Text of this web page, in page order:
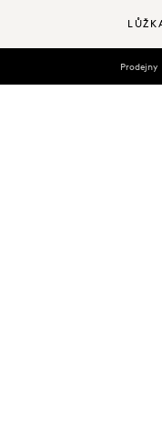
Prodejny